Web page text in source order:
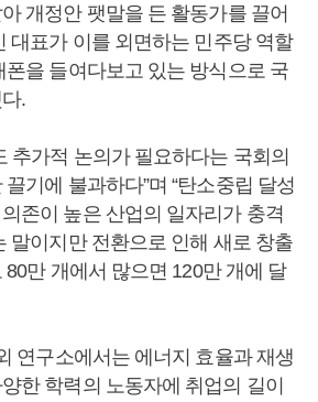
개정안 팻말을 든 활동가를 끌어
대표가 이를 외면하는 민주당 역할
폰을 들여다보고 있는 방식으로 국
.
추가적 논의가 필요하다는 국회의
기에 불과하다”며 “탄소중립 달성
존이 높은 산업의 일자리가 충격
말이지만 전환으로 인해 새로 창출
만 개에서 많으면 120만 개에 달
연구소에서는 에너지 효율과 재생
한 학력의 노동자에 취업의 길이